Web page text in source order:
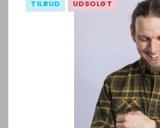
TILBUD UDSOLGT